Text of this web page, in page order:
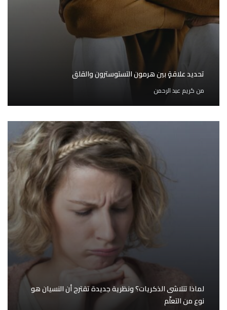
تحديد علاقةٍ بين هرمون التستوسترون والقلق
من كريم عبد الرحمن
لماذا تتلاشى الذكريات؟ ونظرية جديدة تقترح أن النسيان هو
نوع من التعلّم